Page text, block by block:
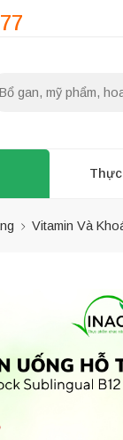
Vitamin Và